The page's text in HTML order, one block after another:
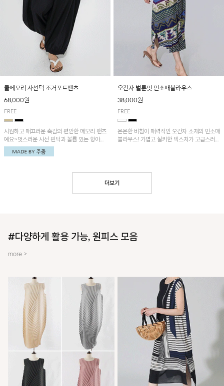
쿨메모리 사선턱 조거포트팬츠
68,000원
FREE
시원하고 매끄러운 촉감의 편안한 메모리 팬츠
예요~멋스러운 사선 핀턱과 볼륨 있는 항아리
핏이 유니크한 아이템!
오간자 벌룬핏 민소매블라우스
38,000원
FREE
은은한 비침이 매력적인 오간자 소재의 민소매
블라우스! 가볍고 실키한 텍스처가 고급스러운
더보기
#다양하게 활용 가능, 원피스 모음
more >